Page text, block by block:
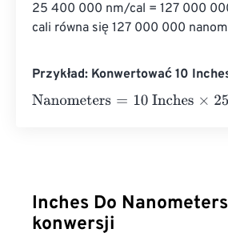
25 400 000 nm/cal = 127 000
cali równa się 127 000 000
Przykład: Konwertować 10
Nanometers= 10 Inches×
Inches Do
konwersji